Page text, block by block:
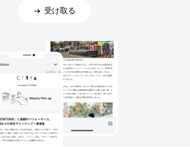
受け取る